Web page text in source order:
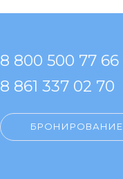
8 800 500 77 66
8 861 337 02 70
БРОНИРОВАНИЕ